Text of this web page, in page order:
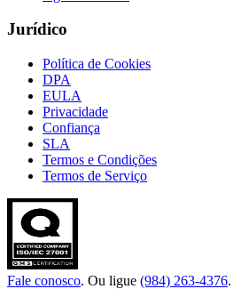
Jurídico
Política de Cookies
DPA
EULA
Privacidade
Confiança
SLA
Termos e Condições
Termos de Serviço
Fale conosco. Ou ligue (984) 263-4376.